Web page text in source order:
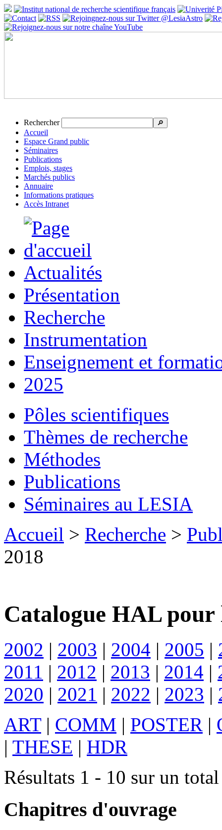
Rechercher 🔎
Accueil
Espace Grand public
Séminaires
Publications
Emplois, stages
Marchés publics
Annuaire
Informations pratiques
Accès Intranet
Actualités
Présentation
Recherche
Instrumentation
Enseignement et
2025
Pôles scientifiques
Thèmes de recherche
Méthodes
Publications
Séminaires au LESIA
Accueil > Recherche >
2018
Catalogue HAL pour
2002 | 2003 | 2004 | 2005 |
2011 | 2012 | 2013 | 2014 |
2020 | 2021 | 2022 | 2023 |
ART| COMM | POSTER |
| THESE | HDR
Résultats 1 - 10 sur un
Chapitres d'ouvrage